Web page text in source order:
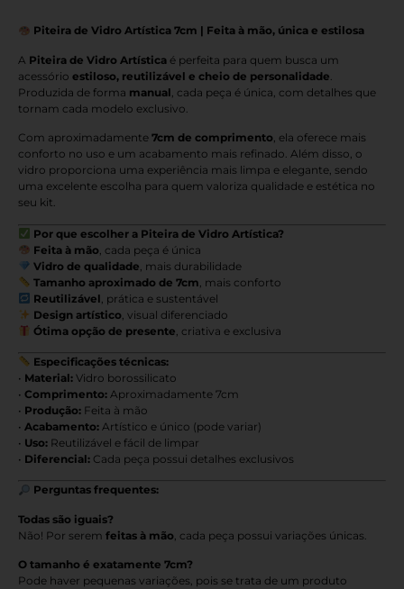
Piteira de Vidro Artística 7cm | Feita à mão, única e estilosa
A Piteira de Vidro Artística é perfeita para quem busca um
acessório estiloso, reutilizável e cheio de personalidade
Produzida de forma manual , cada peça é única, com detalhes que
tornam cada modelo exclusivo.
Com aproximadamente 7cm de comprimento, ela oferece mais
conforto no uso e um acabamento mais refinado. Além disso, o
vidro proporciona uma experiência mais limpa e elegante, sendo
uma excelente escolha para quem valoriza qualidade e estética no
seu kit.
Por que escolher a Piteira de Vidro Artística?
Feita à mão , cada peça é única
Vidro de qualidade , mais durabilidade
Tamanho aproximado de 7cm , mais conforto
Reutilizável , prática e sustentável
Design artístico , visual diferenciado
Ótima opção de presente , criativa e exclusiva
Especificações técnicas:
• Material: Vidro borossilicato
• Comprimento: Aproximadamente 7cm
• Produção: Feita à mão
• Acabamento: Artístico e único (pode variar)
• Uso: Reutilizável e fácil de limpar
• Diferencial: Cada peça possui detalhes exclusivos
Perguntas frequentes:
Todas são iguais?
Não! Por serem feitas à mão , cada peça possui variações únicas.
O tamanho é exatamente 7cm?
Pode haver pequenas variações, pois se trata de um produto